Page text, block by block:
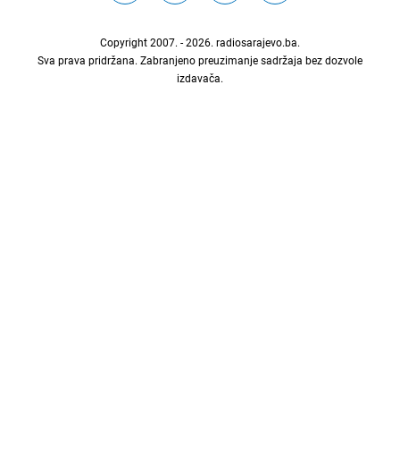
Copyright 2007. - 2026. radiosarajevo.ba.
Sva prava pridržana. Zabranjeno preuzimanje sadržaja bez dozvole
izdavača.